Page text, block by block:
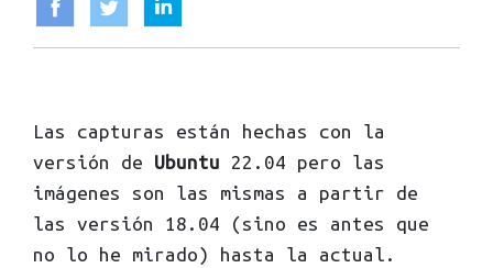
Las capturas están hechas con la
versión de Ubuntu 22.04 pero las
imágenes son las mismas a partir de
las versión 18.04 (sino es antes que
no lo he mirado) hasta la actual.